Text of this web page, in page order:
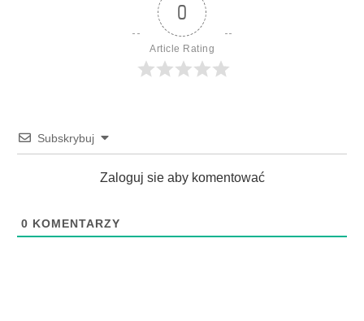
0
Article Rating
Subskrybuj
Zaloguj sie aby komentować
0 KOMENTARZY